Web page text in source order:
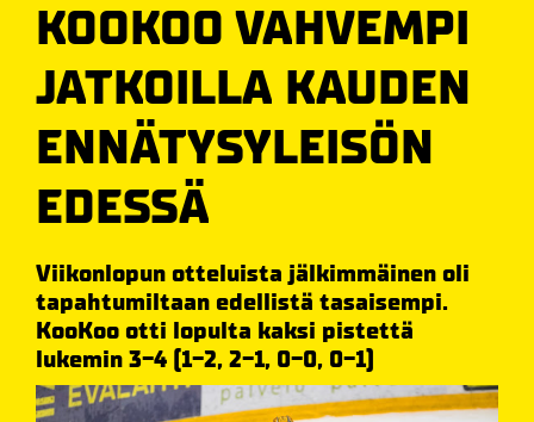
KOOKOO VAHVEMPI
JATKOILLA KAUDEN
ENNÄTYSYLEISÖN
EDESSÄ
Viikonlopun otteluista jälkimmäinen oli
tapahtumiltaan edellistä tasaisempi.
KooKoo otti lopulta kaksi pistettä
lukemin 3-4 (1-2, 2-1, 0-0, 0-1)